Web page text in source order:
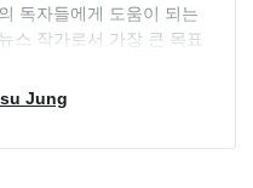
독자들에게 도움이 되는
스 작가로서 가장 큰 목표
고 객관적인 정보를 제공
지속적으로 파악하며 최
Jung